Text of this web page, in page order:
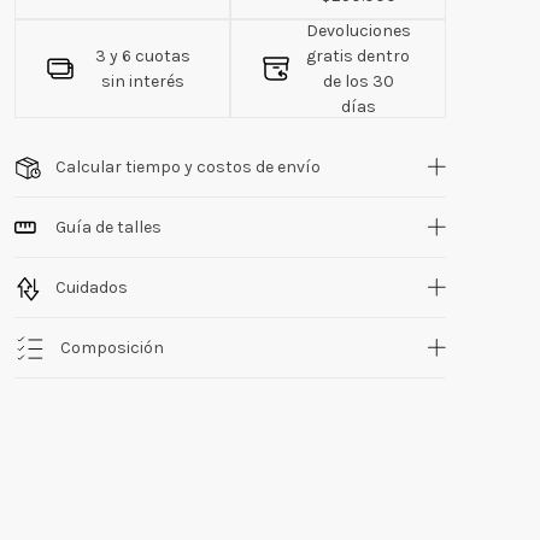
3 y 6 cuotas
sin interés
Devoluciones
gratis dentro
de los 30
días
Calcular tiempo y costos de envío
Guía de talles
Cuidados
Composición